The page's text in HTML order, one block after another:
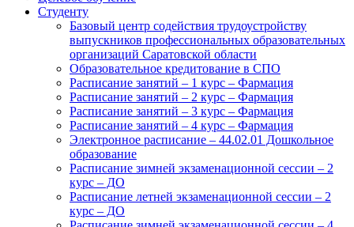
Студенту
Базовый центр содействия трудоустройству
выпускников профессиональных образовательных
организаций Саратовской области
Образовательное кредитование в СПО
Расписание занятий – 1 курс – Фармация
Расписание занятий – 2 курс – Фармация
Расписание занятий – 3 курс – Фармация
Расписание занятий – 4 курс – Фармация
Электронное расписание – 44.02.01 Дошкольное
образование
Расписание зимней экзаменационной сессии – 2
курс – ДО
Расписание летней экзаменационной сессии – 2
курс – ДО